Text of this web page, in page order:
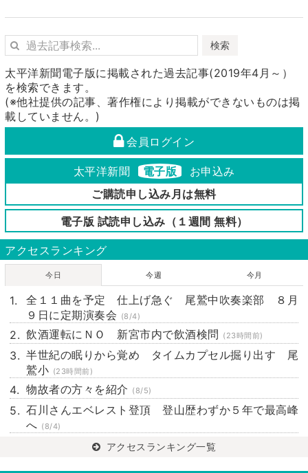
検索
太平洋新聞電子版に掲載された過去記事(2019年4月～）
を検索できます。
(※他社提供の記事、著作権により掲載ができないものは掲
載していません。)
会員ログイン
太平洋新聞 電子版
お申込み
ご購読申し込み月は無料
電子版 試読申し込み（１週間 無料）
アクセスランキング
今日 今週 今月
全１１曲を予定 仕上げ急ぐ 尾鷲中吹奏楽部 ８月
９日に定期演奏会 (8/4)
飲酒運転にＮＯ 新宮市内で飲酒検問 (23時間前)
半世紀の眠りから覚め タイムカプセル掘り出す 尾
鷲小 (23時間前)
物故者の方々を紹介 (8/5)
石川さんエベレスト登頂 登山歴わずか５年で最高峰
へ (8/4)
アクセスランキング一覧